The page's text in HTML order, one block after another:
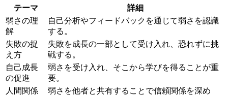
テーマ
詳細
弱さの理
解
自己分析やフィードバックを通じて弱さを認識
する。
失敗の捉
え方
失敗を成長の一部として受け入れ、恐れずに挑
戦する。
自己成長
の促進
弱さを受け入れ、そこから学びを得ることが重
要。
人間関係
弱さを他者と共有することで信頼関係を深め